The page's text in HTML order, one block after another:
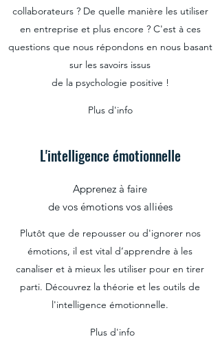
collaborateurs ? De quelle manière les utiliser
en entreprise et plus encore ? C'est à ces
questions que nous répondons en nous basant
sur les savoirs issus
de la psychologie positive !
Plus d'info
L'intelligence émotionnelle
Apprenez à faire
de vos émotions vos alliées
Plutôt que de repousser ou d'ignorer nos
émotions, il est vital d’apprendre à les
canaliser et à mieux les utiliser pour en tirer
parti. Découvrez la théorie et les outils de
l'intelligence émotionnelle.
Plus d'info